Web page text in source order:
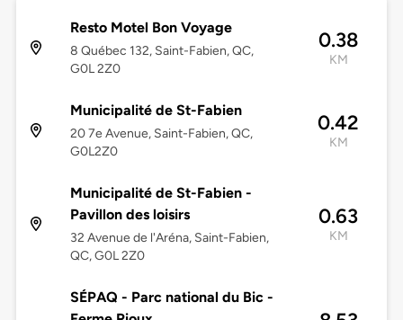
Resto Motel Bon Voyage
8 Québec 132, Saint-Fabien, QC,
G0L 2Z0
0.38
KM
Municipalité de St-Fabien
20 7e Avenue, Saint-Fabien, QC,
G0L2Z0
0.42
KM
Municipalité de St-Fabien -
Pavillon des loisirs
32 Avenue de l'Aréna, Saint-Fabien,
QC, G0L 2Z0
0.63
KM
SÉPAQ - Parc national du Bic -